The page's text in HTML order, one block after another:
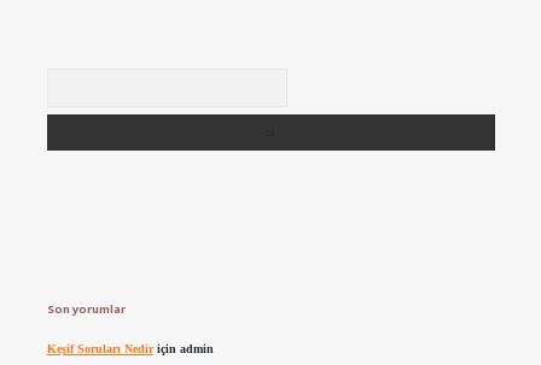
Son yorumlar
Keşif Soruları Nediriçin admin